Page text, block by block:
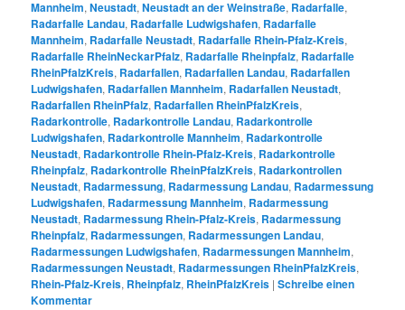
Mannheim,Neustadt,Neustadt an der Weinstraße, Radarfalle,
Radarfalle Landau, Radarfalle Ludwigshafen, Radarfalle
Mannheim, Radarfalle Neustadt, Radarfalle Rhein-Pfalz-Kreis,
Radarfalle RheinNeckarPfalz, Radarfalle Rheinpfalz, Radarfalle
RheinPfalzKreis, Radarfallen, Radarfallen Landau, Radarfallen
Ludwigshafen, Radarfallen Mannheim, Radarfallen Neustadt,
Radarfallen RheinPfalz, Radarfallen RheinPfalzKreis,
Radarkontrolle, Radarkontrolle Landau, Radarkontrolle
Ludwigshafen, Radarkontrolle Mannheim, Radarkontrolle
Neustadt, Radarkontrolle Rhein-Pfalz-Kreis, Radarkontrolle
Rheinpfalz, Radarkontrolle RheinPfalzKreis, Radarkontrollen
Neustadt, Radarmessung, Radarmessung Landau, Radarmessung
Ludwigshafen, Radarmessung Mannheim, Radarmessung
Neustadt, Radarmessung Rhein-Pfalz-Kreis, Radarmessung
Rheinpfalz, Radarmessungen, Radarmessungen Landau,
Radarmessungen Ludwigshafen, Radarmessungen Mannheim,
Radarmessungen Neustadt, Radarmessungen RheinPfalzKreis,
Rhein-Pfalz-Kreis, Rheinpfalz, RheinPfalzKreis |Schreibe einen
Kommentar